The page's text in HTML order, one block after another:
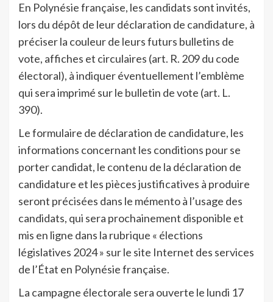
En Polynésie française, les candidats sont invités,
lors du dépôt de leur déclaration de candidature, à
préciser la couleur de leurs futurs bulletins de
vote, affiches et circulaires (art. R. 209 du code
électoral), à indiquer éventuellement l’emblème
qui sera imprimé sur le bulletin de vote (art. L.
390).
Le formulaire de déclaration de candidature, les
informations concernant les conditions pour se
porter candidat, le contenu de la déclaration de
candidature et les pièces justificatives à produire
seront précisées dans le mémento à l’usage des
candidats, qui sera prochainement disponible et
mis en ligne dans la rubrique « élections
législatives 2024 » sur le site Internet des services
de l’État en Polynésie française.
La campagne électorale sera ouverte le lundi 17